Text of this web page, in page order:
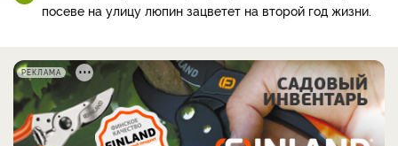
посеве на улицу люпин зацветет на второй год жизни.
РЕКЛАМА